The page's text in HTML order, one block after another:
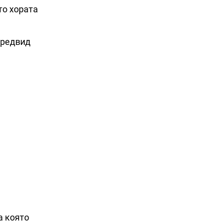
хората
която